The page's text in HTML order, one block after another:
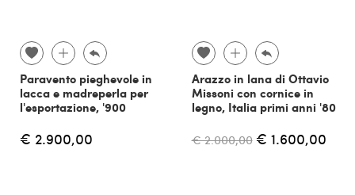
Paravento pieghevole in
lacca e madreperla per
l'esportazione, '900
€ 2.900,00
Arazzo in lana di Ottavio
Missoni con cornice in
legno, Italia primi anni '80
€ 2.000,00 € 1.600,00